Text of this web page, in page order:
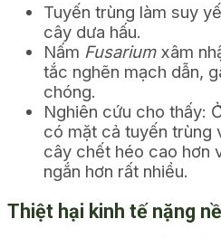
Tuyến trùng làm suy
cây dưa hấu.
Nấm Fusariumxâm
tắc nghẽn mạch dẫn,
chóng.
Nghiên cứu cho thấy:
có mặt cả tuyến trùng
cây chết héo cao hơn
ngắn hơn rất nhiều.
Thiệt hại kinh tế nặng nề